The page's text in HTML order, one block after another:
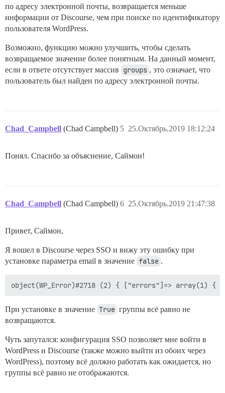
по адресу электронной почты, возвращается меньше
информации от Discourse, чем при поиске по идентификатору
пользователя WordPress.
Возможно, функцию можно улучшить, чтобы сделать
возвращаемое значение более понятным. На данный момент,
если в ответе отсутствует массив groups , это означает, что
пользователь был найден по адресу электронной почты.
Chad_Campbell (Chad Campbell) 25.Октябрь.2019 18:12:24
5
Понял. Спасибо за объяснение, Саймон!
Chad_Campbell (Chad Campbell) 25.Октябрь.2019 21:47:38
6
Привет, Саймон,
Я вошел в Discourse через SSO и вижу эту ошибку при
установке параметра email в значение false .
При установке в значение True группы всё равно не
возвращаются.
Чуть запутался: конфигурация SSO позволяет мне войти в
WordPress и Discourse (также можно выйти из обоих через
WordPress), поэтому всё должно работать как ожидается, но
группы всё равно не отображаются.